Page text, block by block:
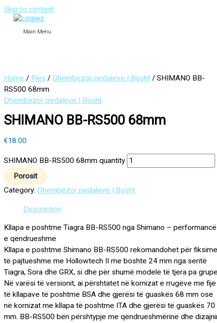
Skip to content
Main Menu
Home / Pjes / Dhëmbëzor pedaleve | Bosht / SHIMANO BB-
RS500 68mm
Dhëmbëzor pedaleve | Bosht
SHIMANO BB-RS500 68mm
€18.00
SHIMANO BB-RS500 68mm quantity
Porosit
Category: Dhëmbëzor pedaleve | Bosht
Description
Kllapa e poshtme Tiagra BB-RS500 nga Shimano – performancë
e qëndrueshme
Kllapa e poshtme Shimano BB-RS500 rekomandohet për fiksime
të pajtueshme me Hollowtech II me boshte 24 mm nga seritë
Tiagra, Sora dhe GRX, si dhe për shumë modele të tjera pa
Në varësi të versionit, ai përshtatet në kornizat e rrugëve me fije
të kllapave të poshtme BSA dhe gjerësi të guaskës 68 mm ose
në kornizat me kllapa të poshtme ITA dhe gjerësi të guaskës 70
mm. BB-RS500 bën përshtypje me qëndrueshmërinë dhe